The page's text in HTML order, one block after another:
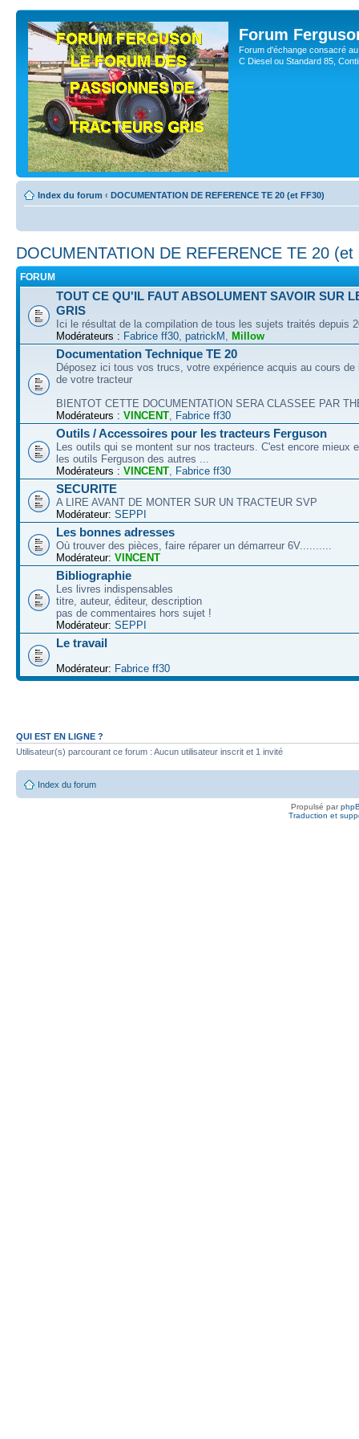
Forum
Forum d'échange consacré
C Diesel ou Standard 85,
Index du forum ‹ DOCUMENTATION DE REFERENCE TE 20 (et FF30)
DOCUMENTATION DE REFERENCE TE 20 (et
FORUM
TOUT CE QU'IL FAUT ABSOLUMENT SAVOIR SUR
GRIS
Ici le résultat de la compilation de tous les sujets traités depuis
Modérateurs : Fabrice ff30, patrickM , Millow
Documentation Technique TE 20
Déposez ici tous vos trucs, votre expérience acquis au cours de
de votre tracteur
BIENTOT CETTE DOCUMENTATION SERA CLASSEE PAR
Modérateurs : VINCENT, Fabrice ff30
Outils / Accessoires pour les tracteurs Ferguson
Les outils qui se montent sur nos tracteurs. C'est encore mieux
les outils Ferguson des autres ...
Modérateurs : VINCENT, Fabrice ff30
SECURITE
A LIRE AVANT DE MONTER SUR UN TRACTEUR SVP
Modérateur: SEPPI
Les bonnes adresses
Où trouver des pièces, faire réparer un démarreur 6V..........
Modérateur: VINCENT
Bibliographie
Les livres indispensables
titre, auteur, éditeur, description
pas de commentaires hors sujet !
Modérateur: SEPPI
Le travail
Modérateur: Fabrice ff30
QUI EST EN LIGNE ?
Utilisateur(s) parcourant ce forum : Aucun utilisateur inscrit et 1 invité
Index du forum
Propulsé par
Traduction et